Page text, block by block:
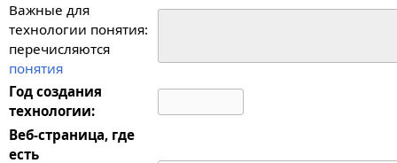
Важные для
технологии понятия:
перечисляются
понятия
Год создания
технологии:
Веб-страница, где
есть